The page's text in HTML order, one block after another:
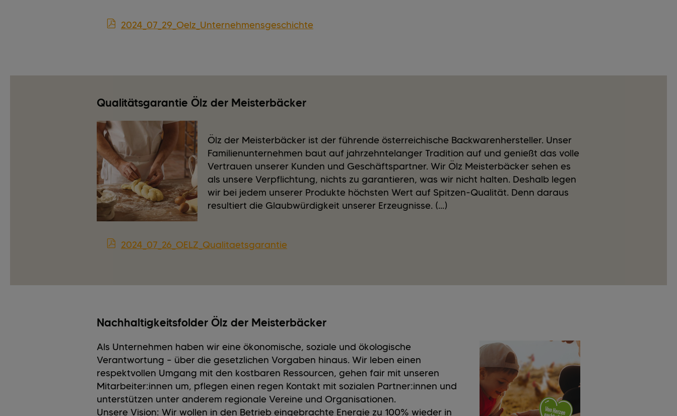
2024_07_29_Oelz_Unternehmensgeschichte
Qualitätsgarantie Ölz der Meisterbäcker
Ölz der Meisterbäcker ist der führende österreichische Backwarenhersteller. Unser
Familienunternehmen baut auf jahrzehntelanger Tradition auf und genießt das volle
Vertrauen unserer Kunden und Geschäftspartner. Wir Ölz Meisterbäcker sehen es
als unsere Verpflichtung, nichts zu garantieren, was wir nicht halten. Deshalb legen
wir bei jedem unserer Produkte höchsten Wert auf Spitzen-Qualität. Denn daraus
resultiert die Glaubwürdigkeit unserer Erzeugnisse. (...)
2024_07_26_OELZ_Qualitaetsgarantie
Nachhaltigkeitsfolder Ölz der Meisterbäcker
Als Unternehmen haben wir eine ökonomische, soziale und ökologische
Verantwortung – über die gesetzlichen Vorgaben hinaus. Wir leben einen
respektvollen Umgang mit den kostbaren Ressourcen, gehen fair mit unseren
Mitarbeiter:innen um, pflegen einen regen Kontakt mit sozialen Partner:innen und
unterstützen unter anderem regionale Vereine und Organisationen.
Unsere Vision: Wir wollen in den Betrieb eingebrachte Energie zu 100% wieder in